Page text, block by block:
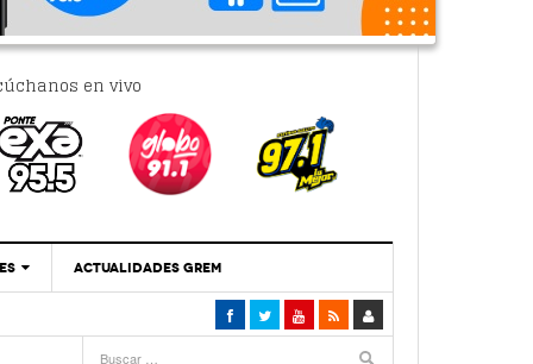
en vivo
‘Se Vale Soñar Con Una Contraloría Ciudadana’
ACTUALIDADES GREM